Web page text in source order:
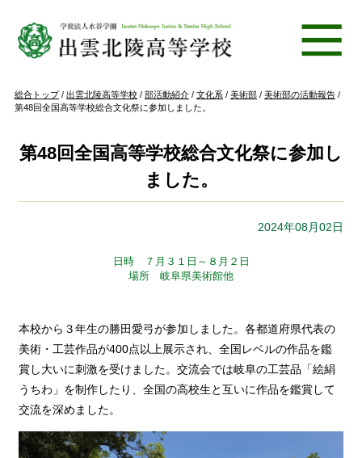
現
在
置：
総合トップ/ 出雲北陵高等学校 / 部活動紹介 / 文化系 / 美術部 / 美術部の活動報告 /
第48回全国高等学校総合文化祭に参加しました。
第48回全国高等学校総合文化祭に参加し
ました。
2024年08月02日
日時 ７月３１日～８月２日
場所 岐阜県美術館他
本校から３年生の勝田愛弓が参加しました。各都道府県代表の
美術・工芸作品が400点以上展示され、全国レベルの作品を鑑
賞し大いに刺激を受けました。交流会では岐阜の工芸品「絵絹
うちわ」を制作したり、全国の高校生と互いに作品を鑑賞して
交流を深めました。